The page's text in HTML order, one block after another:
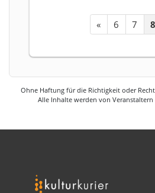
« 6 7 8
Ohne Haftung für die Richtigkeit oder
Alle Inhalte werden von